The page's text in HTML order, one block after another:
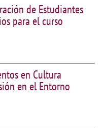
de Estudiantes
para el curso
en Cultura
en el Entorno